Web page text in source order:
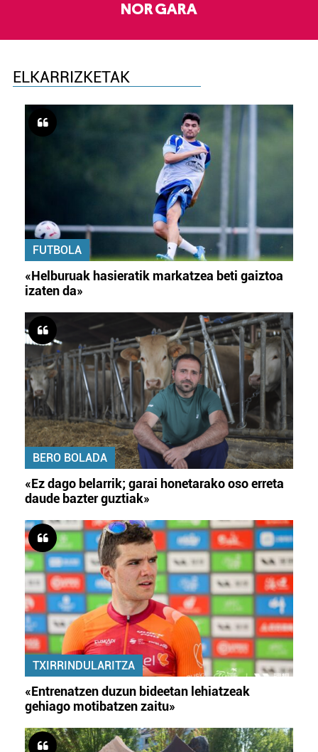
NOR GARA
ELKARRIZKETAK
FUTBOLA
«Helburuak hasieratik markatzea beti gaiztoa
izaten da»
BERO BOLADA
«Ez dago belarrik; garai honetarako oso erreta
daude bazter guztiak»
TXIRRINDULARITZA
«Entrenatzen duzun bideetan lehiatzeak
gehiago motibatzen zaitu»